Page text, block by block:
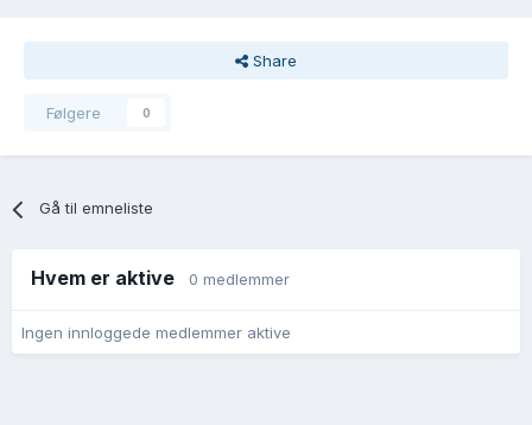
Share
Følgere 0
Gå til emneliste
Hvem er aktive 0 medlemmer
Ingen innloggede medlemmer aktive